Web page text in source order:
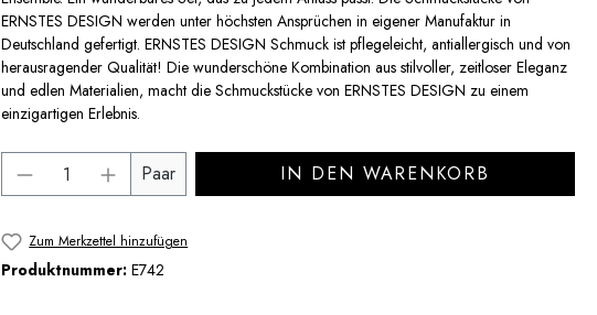
ERNSTES DESIGN werden unter höchsten Ansprüchen in eigener Manufaktur in
Deutschland gefertigt. ERNSTES DESIGN Schmuck ist pflegeleicht, antiallergisch und von
herausragender Qualität! Die wunderschöne Kombination aus stilvoller, zeitloser Eleganz
und edlen Materialien, macht die Schmuckstücke von ERNSTES DESIGN zu einem
einzigartigen Erlebnis.
Produkt Anzahl: Gib den gewünschten Wert ein
Paar IN DEN WARENKORB
Zum Merkzettel hinzufügen
Produktnummer: E742